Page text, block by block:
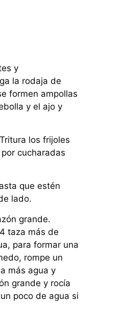
y
la rodaja de
formen ampollas
y el ajo y
los frijoles
cucharadas
que estén
lado.
grande.
taza más de
para formar una
rompe un
más agua y
grande y rocía
poco de agua si